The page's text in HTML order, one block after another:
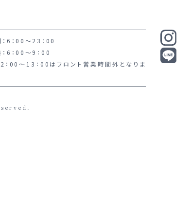
6：00～23：00
6：00～9：00
：00～13：00はフロント営業時間外となりま